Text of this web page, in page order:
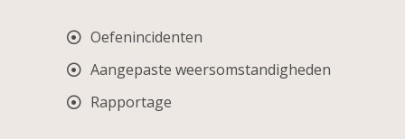
Oefenincidenten
Aangepaste weersomstandigheden
Rapportage